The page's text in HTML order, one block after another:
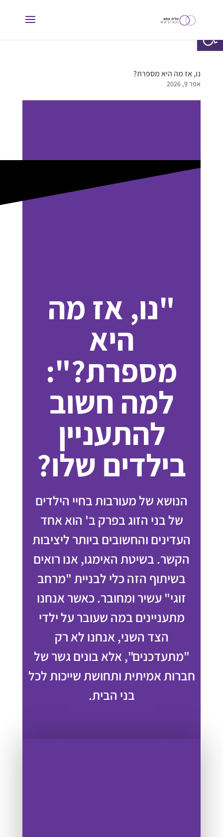
נו, אז מה היא מספרת?
אפר 9, 2026
"נו, אז מה
היא
מספרת?":
למה חשוב
להתעניין
בילדים שלו?
הנושא של מעורבות בחיי הילדים
של בני הזוג בפרק ב' הוא אחד
העדינים והחשובים ביותר ליציבות
הקשר. בשיטת האימגו, אנו רואים
בשיתוף הזה כלי לבניית "מרחב
זוגי" עשיר ומחובר. כאשר אנחנו
מתעניינים במה שעובר על ילדי
הצד השני, אנחנו לא רק
"מתעדכנים", אלא בונים גשר של
חברות אמיתית ותחושת שייכות לכל
בני הבית.
פתח סרגל נגישות